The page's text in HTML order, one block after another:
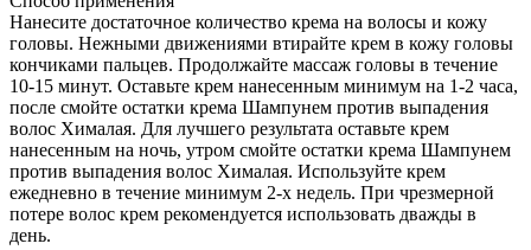
Нанесите достаточное количество крема на волосы и кожу
головы. Нежными движениями втирайте крем в кожу головы
кончиками пальцев. Продолжайте массаж головы в течение
10-15 минут. Оставьте крем нанесенным минимум на 1-2 часа,
после смойте остатки крема Шампунем против выпадения
волос Хималая. Для лучшего результата оставьте крем
нанесенным на ночь, утром смойте остатки крема Шампунем
против выпадения волос Хималая. Используйте крем
ежедневно в течение минимум 2-х недель. При чрезмерной
потере волос крем рекомендуется использовать дважды в
день.